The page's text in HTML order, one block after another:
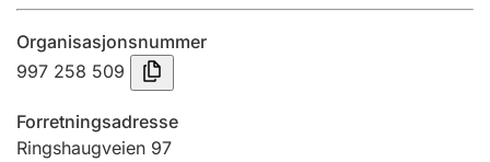
Innsending og forsinkelsesgebyr
Organisasjonsnummer
997 258 509
Forretningsadresse
Ringshaugveien 97